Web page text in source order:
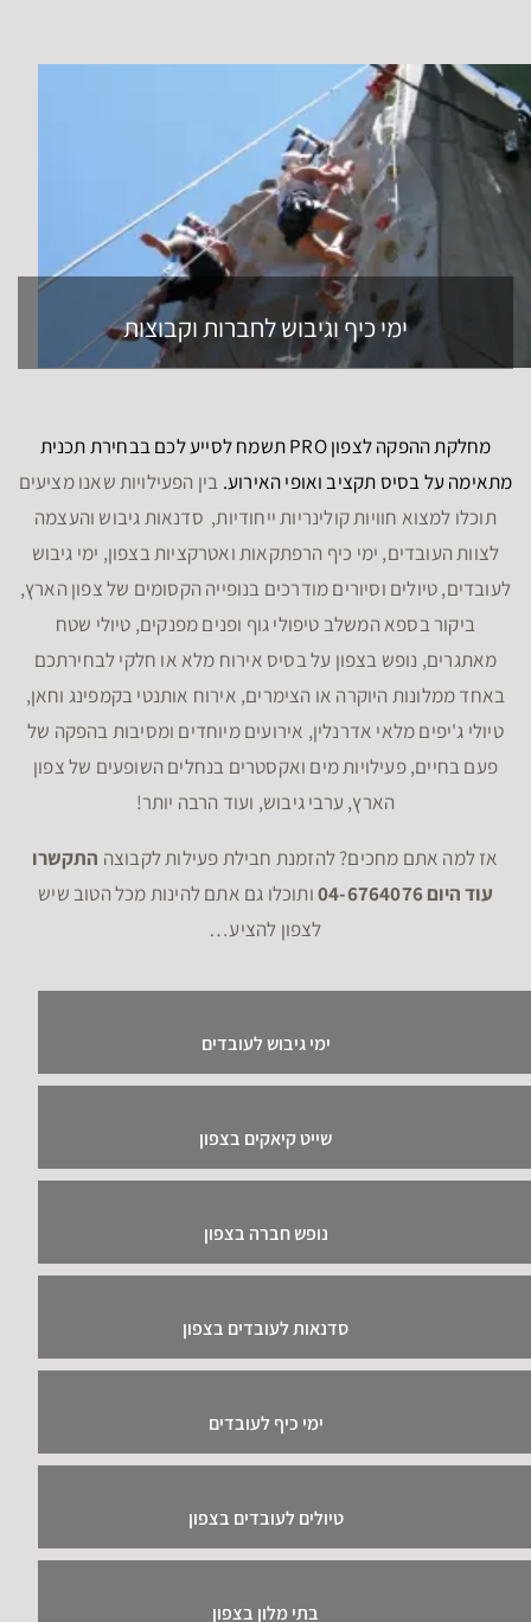
ימי כיף וגיבוש לחברות וקבוצות
מחלקת ההפקה לצפון PRO תשמח לסייע לכם בבחירת תכנית
מתאימה על בסיס תקציב ואופי האירוע. בין הפעילויות שאנו מציעים
תוכלו למצוא חוויות קולינריות ייחודיות, סדנאות גיבוש והעצמה
לצוות העובדים, ימי כיף הרפתקאות ואטרקציות בצפון, ימי גיבוש
לעובדים, טיולים וסיורים מודרכים בנופייה הקסומים של צפון הארץ,
ביקור בספא המשלב טיפולי גוף ופנים מפנקים, טיולי שטח
מאתגרים, נופש בצפון על בסיס אירוח מלא או חלקי לבחירתכם
באחד ממלונות היוקרה או הצימרים, אירוח אותנטי בקמפינג וחאן,
טיולי ג'יפים מלאי אדרנלין, אירועים מיוחדים ומסיבות בהפקה של
פעם בחיים, פעילויות מים ואקסטרים בנחלים השופעים של צפון
הארץ, ערבי גיבוש, ועוד הרבה יותר!
אז למה אתם מחכים? להזמנת חבילת פעילות לקבוצה התקשרו
עוד היום 04-6764076
ותוכלו גם אתם להינות מכל הטוב שיש
לצפון להציע…
ימי גיבוש לעובדים
שייט קיאקים בצפון
נופש חברה בצפון
סדנאות לעובדים בצפון
ימי כיף לעובדים
טיולים לעובדים בצפון
בתי מלון בצפון